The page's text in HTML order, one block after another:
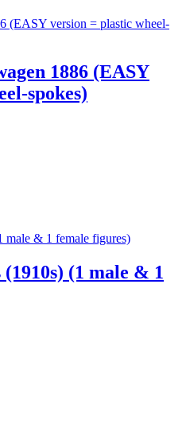
1886 (EASY
spokes)
(1 male & 1